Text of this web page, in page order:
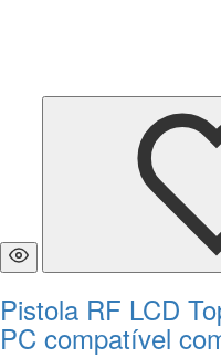
Pistola RF LCD
PC compatível